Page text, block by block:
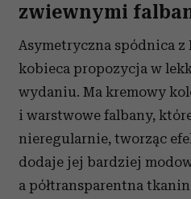
zwiewnymi
Asymetryczna spódnica z
kobieca propozycja w
wydaniu. Ma kremowy
i warstwowe falbany,
nieregularnie, tworząc
dodaje jej bardziej
a półtransparentna